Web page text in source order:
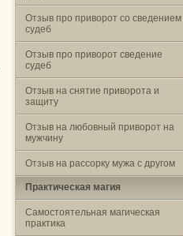
Отзыв про приворот со сведением
судеб
Отзыв про приворот сведение
судеб
Отзыв на снятие приворота и
защиту
Отзыв на любовный приворот на
мужчину
Отзыв на рассорку мужа с другом
Практическая магия
Самостоятельная магическая
практика